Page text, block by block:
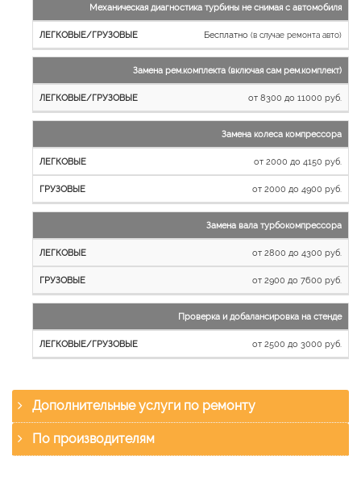
Механическая диагностика турбины не снимая с автомобиля
Бесплатно (в случае ремонта авто)
Замена рем.комплекта (включая сам рем.комплект)
от 8300 до 11000 руб.
Замена колеса компрессора
от 2000 до 4150 руб.
от 2000 до 4900 руб.
Замена вала турбокомпрессора
от 2800 до 4300 руб.
от 2900 до 7600 руб.
Проверка и добалансировка на стенде
от 2500 до 3000 руб.
Дополнительные услуги по ремонту
По производителям